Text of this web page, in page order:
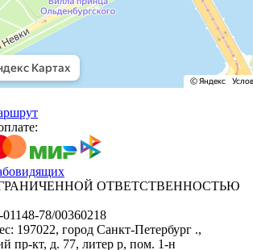
ОТВЕТСТВЕННОСТЬЮ
78/00360218
197022, город Санкт-Петербург .,
пр-кт, д. 77, литер р, пом. 1-н